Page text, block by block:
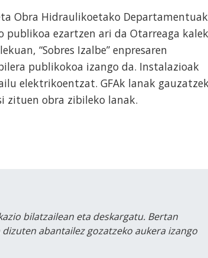
Obra Hidraulikoetako Departamentuak
ezartzen ari da Otarreaga
“Sobres Izalbe” enpresaren
publikokoa izango da. Instalazioak
elektrikoentzat. GFAk lanak
zituen obra zibileko lanak.
bilatzailean eta deskargatu. Bertan
abantailez gozatzeko aukera izango